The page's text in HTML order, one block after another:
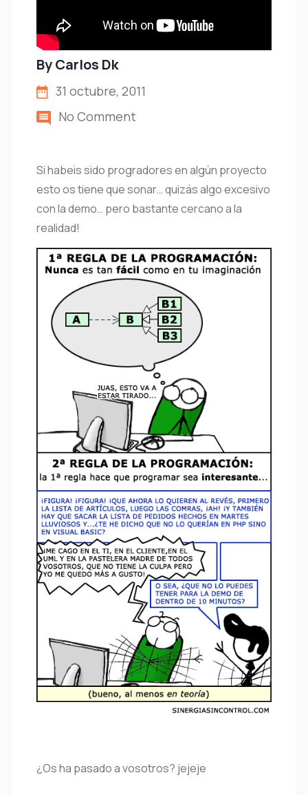
ByCarlos Dk
31 octubre, 2011
No Comment
Si habeis sido progradores en algún proyecto
esto os tiene que sonar… quizás algo excesivo
con la demo… pero bastante cercano a la
realidad!
¿Os ha pasado a vosotros? jejeje